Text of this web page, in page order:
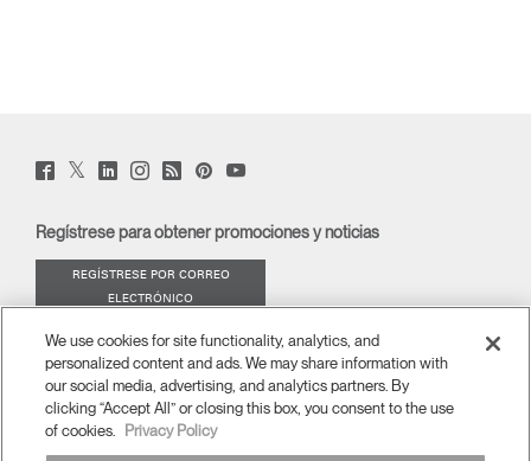
Facebook
(opens
Twitter
(opens
LinkedIn
(opens
Instagram
(opens
Humanscale
Blog
window)
PinterstYouTube
Regístrese para obtener promociones y noticias
REGÍSTRESE POR CORREO
ELECTRÓNICO
ACERCA DE
ERGONOMÍA
We use cookies for site functionality, analytics, and
personalized content and ads. We may share information with
our social media, advertising, and analytics partners. By
clicking “Accept All” or closing this box, you consent to the use
of cookies.
Privacy Policy